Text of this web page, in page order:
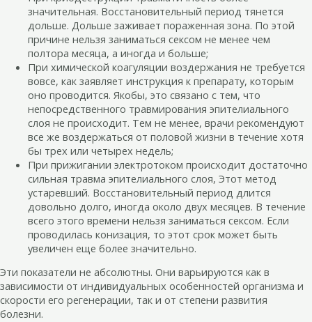
значительная. Восстановительный период тянется
дольше. Дольше заживает пораженная зона. По этой
причине нельзя заниматься сексом не менее чем
полтора месяца, а иногда и больше;
При химической коагуляции воздержания не требуется
вовсе, как заявляет инструкция к препарату, которым
оно проводится. Якобы, это связано с тем, что
непосредственного травмирования эпителиального
слоя не происходит. Тем не менее, врачи рекомендуют
все же воздержаться от половой жизни в течение хотя
бы трех или четырех недель;
При прижигании электротоком происходит достаточно
сильная травма эпителиального слоя, Этот метод
устаревший. Восстановительный период длится
довольно долго, иногда около двух месяцев. В течение
всего этого времени нельзя заниматься сексом. Если
проводилась конизация, то этот срок может быть
увеличен еще более значительно.
Эти показатели не абсолютны. Они варьируются как в
зависимости от индивидуальных особенностей организма и
скорости его регенерации, так и от степени развития
болезни.